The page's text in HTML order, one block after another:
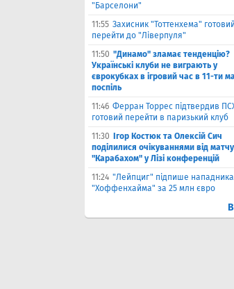
"Барселони"
11:55 Захисник "Тоттенхема" готовий
перейти до "Ліверпуля"
11:50 "Динамо" зламає тенденцію?
Українські клуби не виграють у
єврокубках в ігровий час в 11-ти
поспіль
11:46 Ферран Торрес підтвердив
готовий перейти в паризький клуб
11:30
Ігор Костюк та Олексій Сич
поділилися очікуваннями від
"Карабахом" у Лізі конференцій
11:24 "Лейпциг" підпише нападника
"Хоффенхайма" за 25 млн євро